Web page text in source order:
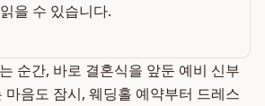
을 수 있습니다.
순간, 바로 결혼식을 앞둔 예비 신부
마음도 잠시, 웨딩홀 예약부터 드레스